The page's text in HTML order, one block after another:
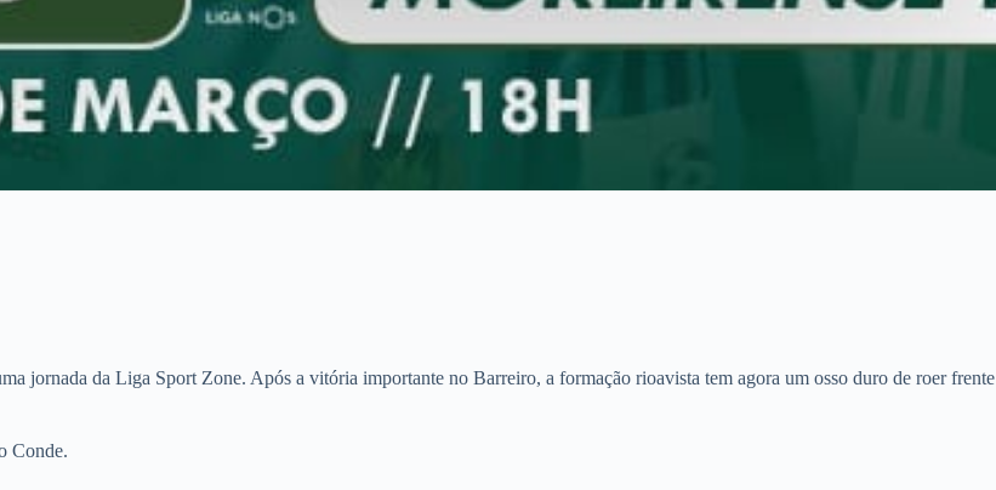
jornada da Liga Sport Zone. Após a vitória importante no Barreiro, a formação rioavista tem agora um osso duro de roer frente
Conde.